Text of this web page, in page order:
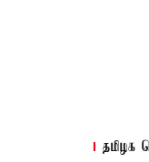
தமிழக